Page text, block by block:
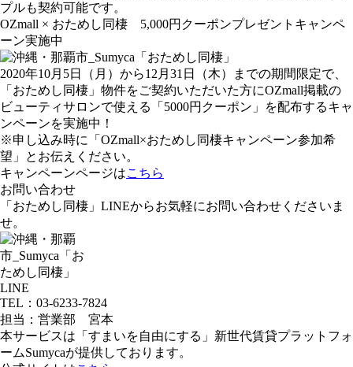
プルも契約可能です。
OZmall × おためし同棲 5,000円クーポンプレゼントキャンペ
ーン実施中
2020年10月5日（月）から12月31日（木）までの期間限定で、
「おためし同棲」物件をご契約いただいた方にOZmall掲載の
ビューティサロンで使える「5000円クーポン」を配布するキャ
ンペーンを実施中！
※申し込み時に「OZmall×おためし同棲キャンペーン参加希
望」とお伝えください。
キャンペーンページはこちら
お問い合わせ
「おためし同棲」LINEからお気軽にお問い合わせくださいま
せ。
LINE
TEL：03-6233-7824
担当：営業部 宮本
本サービスは「すまいを自由にする」新世代賃貸プラットフォ
ームSumycaが提供しております。